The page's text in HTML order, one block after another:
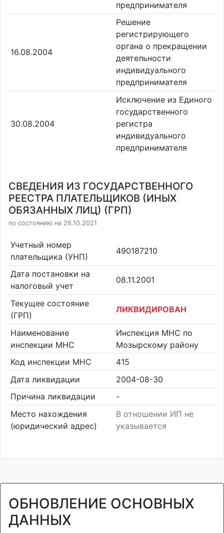
предпринимателя
16.08.2004
Решение
регистрирующего
органа о прекращении
деятельности
индивидуального
предпринимателя
30.08.2004
Исключение из Единого
государственного
регистра
индивидуального
предпринимателя
СВЕДЕНИЯ ИЗ ГОСУДАРСТВЕННОГО
РЕЕСТРА ПЛАТЕЛЬЩИКОВ (ИНЫХ
ОБЯЗАННЫХ ЛИЦ) (ГРП)
по состоянию на 26.10.2021
Учетный номер
плательщика (УНП)
490187210
Дата постановки на
налоговый учет
08.11.2001
Текущее состояние
(ГРП)
ЛИКВИДИРОВАН
Наименование
инспекции МНС
Инспекция МНС по
Мозырскому району
Код инспекции МНС
415
Дата ликвидации
2004-08-30
Причина ликвидации
-
Место нахождения
(юридический адрес)
В отношении ИП не
указывается
ОБНОВЛЕНИЕ ОСНОВНЫХ
ДАННЫХ